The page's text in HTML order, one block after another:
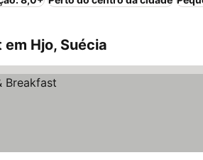
Hjo, Suécia